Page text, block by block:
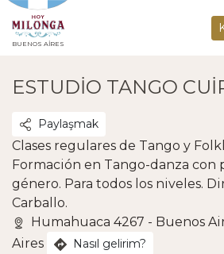
BUENOS AIRES
ESTUDIO TANGO
Paylaşmak
Clases regulares de Tango y
Formación en Tango-danza con
género. Para todos los niveles.
Carballo.
Humahuaca 4267 - Buenos
Aires
Nasıl gelirim?